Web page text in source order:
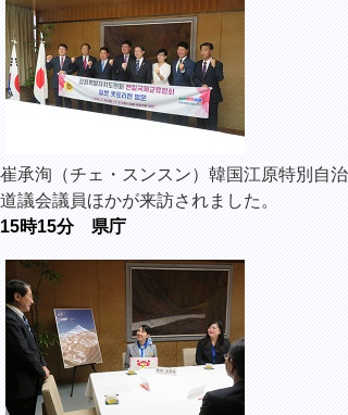
崔承洵（チェ・スンスン）韓国江原特別自治
道議会議員ほかが来訪されました。
15時15分 県庁